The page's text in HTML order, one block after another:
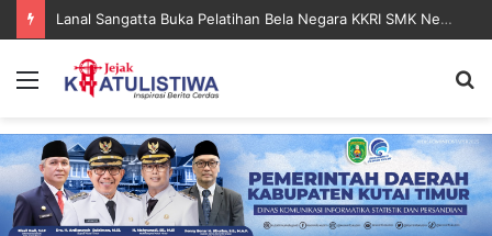
Lanal Sangatta Gelar Khitan Massal Gratis di Desa Muara Bengalon
Menu